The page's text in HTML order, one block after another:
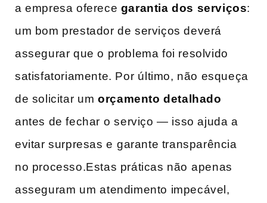
‍a empresa oferece garantia dos serviços:
um bom prestador de serviços deverá
assegurar que o problema foi ​resolvido
‌satisfatoriamente. Por⁤ último, não esqueça
de solicitar⁣ umorçamento detalhado
antes de fechar ⁢o‍ serviço — isso ajuda ​a
evitar surpresas e ⁤garante transparência
no processo.Estas práticas‌ não ⁢apenas
asseguram um⁤ atendimento impecável,